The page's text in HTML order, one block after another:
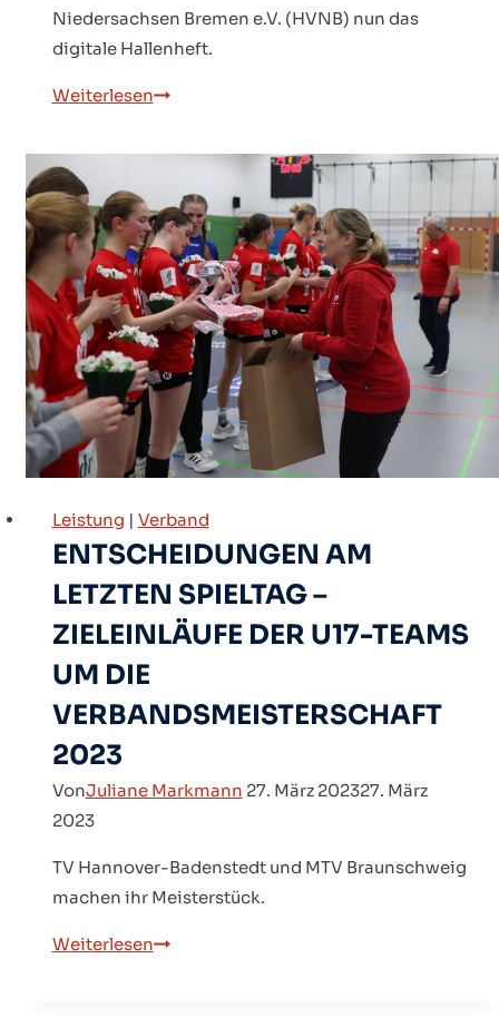
Niedersachsen Bremen e.V. (HVNB) nun das
digitale Hallenheft.
WeiterlesenJetzt
Das
Hallenheft
Leistung | Verband
ENTSCHEIDUNGEN AM
LETZTEN SPIELTAG –
ZIELEINLÄUFE DER U17-TEAMS
UM DIE
VERBANDSMEISTERSCHAFT
2023
VonJuliane Markmann 27. März 202327. März
2023
TV Hannover-Badenstedt und MTV Braunschweig
machen ihr Meisterstück.
WeiterlesenENTSCHEIDUNGEN